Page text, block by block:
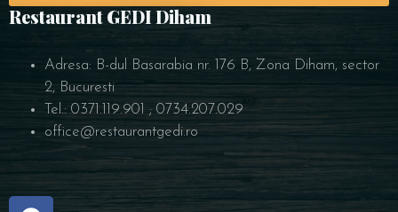
Restaurant GEDI Diham
Adresa: B-dul Basarabia nr. 176 B, Zona Diham, sector
2, Bucuresti
Tel.: 0371.119.901 ; 0734.207.029
office@restaurantgedi.ro